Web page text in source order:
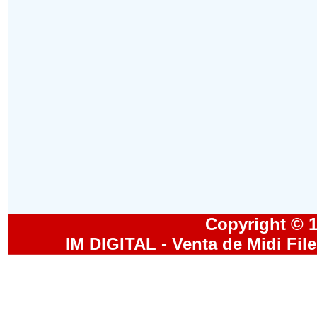
Copyright ©
IM DIGITAL - Venta de Midi